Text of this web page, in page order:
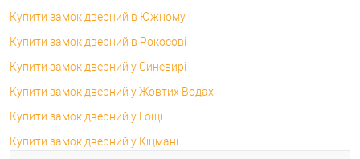
Купити замок дверний в Южному
Купити замок дверний в Рокосові
Купити замок дверний у Синевирі
Купити замок дверний у Жовтих Водах
Купити замок дверний у Гощі
Купити замок дверний у Кіцмані